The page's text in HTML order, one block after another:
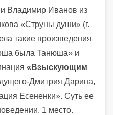
Владимир Иванов из
«Струны души» (г.
такие произведения
была Танюша» и
«Взыскующим
Дмитрия Дарина,
Есененки». Суть ее
1 место.